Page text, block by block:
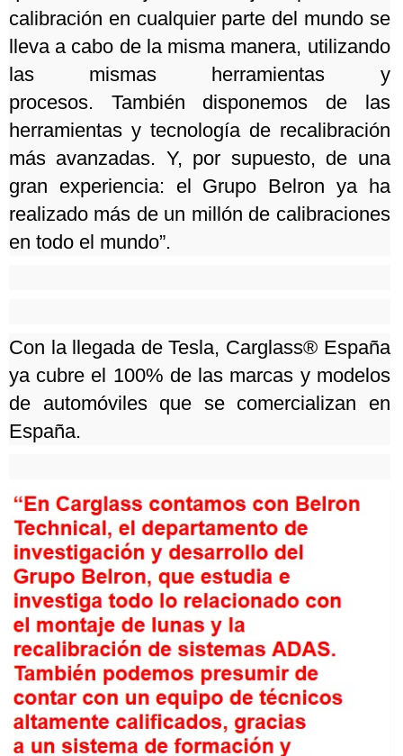
calibración en cualquier parte del mundo se
lleva a cabo de la misma manera, utilizando
las mismas herramientas y
procesos. También disponemos de las
herramientas y tecnología de recalibración
más avanzadas. Y, por supuesto, de una
gran experiencia: el Grupo Belron ya ha
realizado más de un millón de calibraciones
en todo el mundo”.
Con la llegada de Tesla, Carglass® España
ya cubre el 100% de las marcas y modelos
de automóviles que se comercializan en
España.